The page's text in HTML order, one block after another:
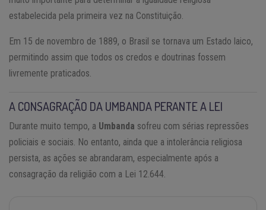
estabelecida pela primeira vez na Constituição.
Em 15 de novembro de 1889, o Brasil se tornava um Estado laico,
permitindo assim que todos os credos e doutrinas fossem
livremente praticados.
A CONSAGRAÇÃO DA UMBANDA PERANTE A LEI
Durante muito tempo, a Umbanda sofreu com sérias repressões
policiais e sociais. No entanto, ainda que a intolerância religiosa
persista, as ações se abrandaram, especialmente após a
consagração da religião com a Lei 12.644.